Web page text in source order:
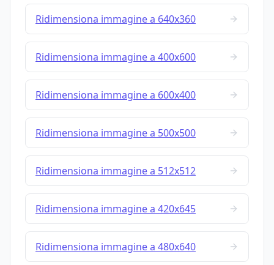
Ridimensiona immagine a 640x360
Ridimensiona immagine a 400x600
Ridimensiona immagine a 600x400
Ridimensiona immagine a 500x500
Ridimensiona immagine a 512x512
Ridimensiona immagine a 420x645
Ridimensiona immagine a 480x640